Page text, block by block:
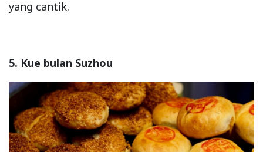
yang cantik.
5. Kue bulan Suzhou